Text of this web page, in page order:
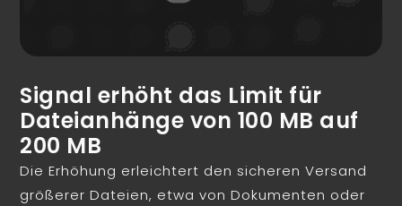
Signal erhöht das Limit für
Dateianhänge von 100 MB auf
200 MB
Die Erhöhung erleichtert den sicheren Versand
größerer Dateien, etwa von Dokumenten oder